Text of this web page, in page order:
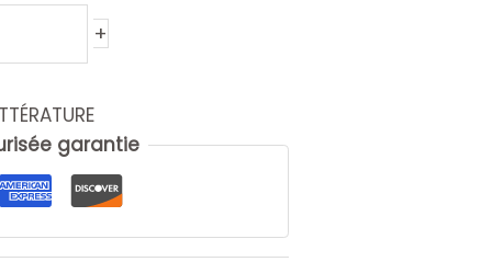
+
garantie